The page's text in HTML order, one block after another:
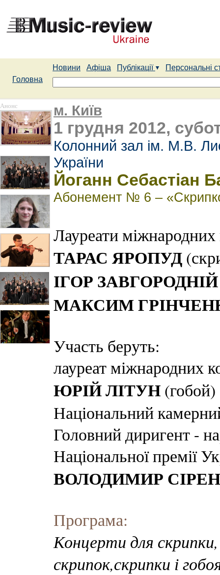
Новини Афіша Публікації
Персональні
Головна
Анонс м. Київ
1 грудня 2012,
Колонний зал ім. М.В.
України
Йоганн Себастіан
Абонемент № 6 –
Лауреати міжнародних
ТАРАС ЯРОПУД
ІГОР ЗАВГОРОДНІЙ
МАКСИМ
Участь беруть:
лауреат міжнародних
ЮРІЙ ЛІТУН (гобой)
Національний
Головний диригент -
Національної премії
ВОЛОДИМИР
Програма:
Концерти для
скрипок,скрипки і